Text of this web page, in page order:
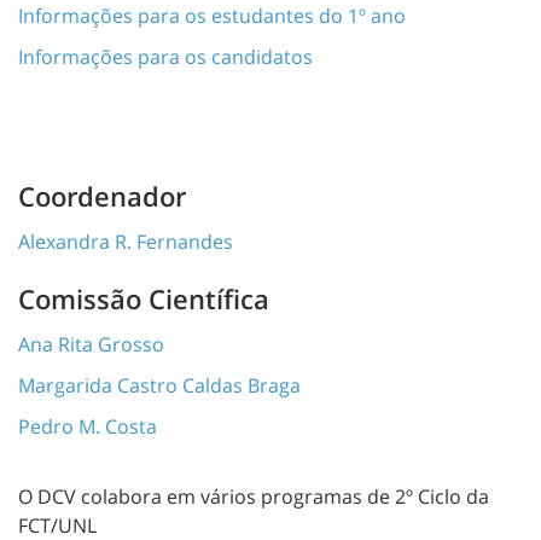
Informações para os estudantes do 1º ano
Informações para os candidatos
Coordenador
Alexandra R. Fernandes
Comissão Científica
Ana Rita Grosso
Margarida Castro Caldas Braga
Pedro M. Costa
O DCV colabora em vários programas de 2º Ciclo da
FCT/UNL